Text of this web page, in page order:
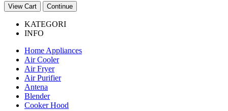
View Cart Continue
KATEGORI
INFO
Home Appliances
Air Cooler
Air Fryer
Air Purifier
Antena
Blender
Cooker Hood